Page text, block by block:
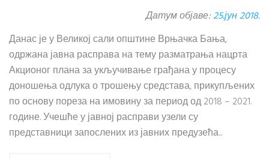
Датум објаве:25.јун 2018.
Данас је у Великој сали општине Врњачка Бања,
одржана јавна расправа на тему разматрања нацрта
Акционог плана за укључивање грађана у процесу
доношења одлука о трошењу средстава, прикупљених
по основу пореза на имовину за период од 2018 – 2021.
године. Учешће у јавној расправи узели су
представници запослених из јавних предузећа...